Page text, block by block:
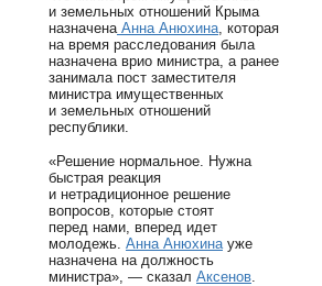
и земельных отношений Крыма
назначена Анна Анюхина , которая
на время расследования была
назначена врио министра, а ранее
занимала пост заместителя
министра имущественных
и земельных отношений
республики.
«Решение нормальное. Нужна
быстрая реакция
и нетрадиционное решение
вопросов, которые стоят
перед нами, вперед идет
молодежь. Анна Анюхина уже
назначена на должность
министра», — сказал Аксенов